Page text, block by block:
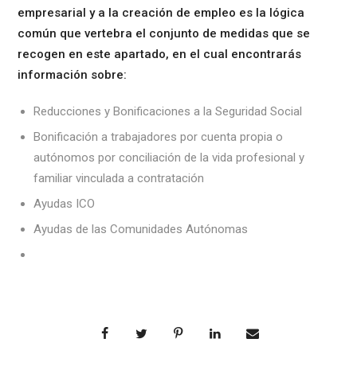
empresarial y a la creación de empleo es la lógica
común que vertebra el conjunto de medidas que se
recogen en este apartado, en el cual encontrarás
información sobre:
Reducciones y Bonificaciones a la Seguridad Social
Bonificación a trabajadores por cuenta propia o
autónomos por conciliación de la vida profesional y
familiar vinculada a contratación
Ayudas ICO
Ayudas de las Comunidades Autónomas